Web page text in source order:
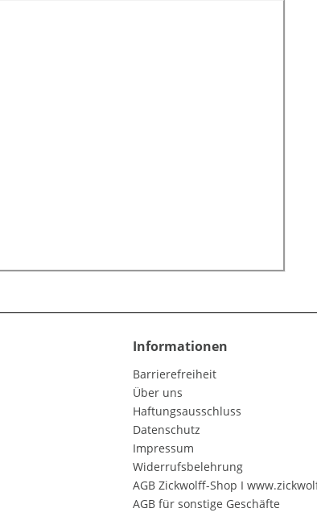
Informationen
Barrierefreiheit
Über uns
Haftungsausschluss
Datenschutz
Impressum
Widerrufsbelehrung
AGB Zickwolff-Shop I
AGB für sonstige Geschäfte